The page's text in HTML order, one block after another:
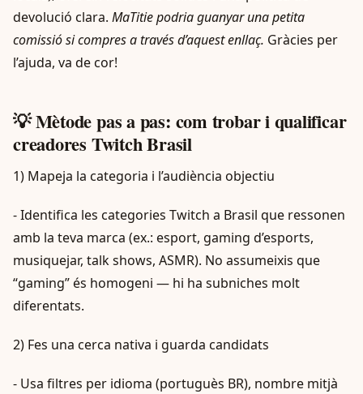
devolució clara. MaTitie podria guanyar una petita
comissió si compres a través d’aquest enllaç. Gràcies per
l’ajuda, va de cor!
💡 Mètode pas a pas: com trobar i qualificar
creadores Twitch Brasil
1) Mapeja la categoria i l’audiència objectiu
- Identifica les categories Twitch a Brasil que ressonen
amb la teva marca (ex.: esport, gaming d’esports,
musiquejar, talk shows, ASMR). No assumeixis que
“gaming” és homogeni — hi ha subniches molt
diferentats.
2) Fes una cerca nativa i guarda candidats
- Usa filtres per idioma (portuguès BR), nombre mitjà